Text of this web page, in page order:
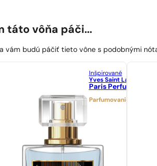
táto vôňa páči...
vám budú páčiť tieto vône s podobnými
Inšpirované
Yves Saint Laurent
Paris Perfumes N°
Parfumovanie 21%